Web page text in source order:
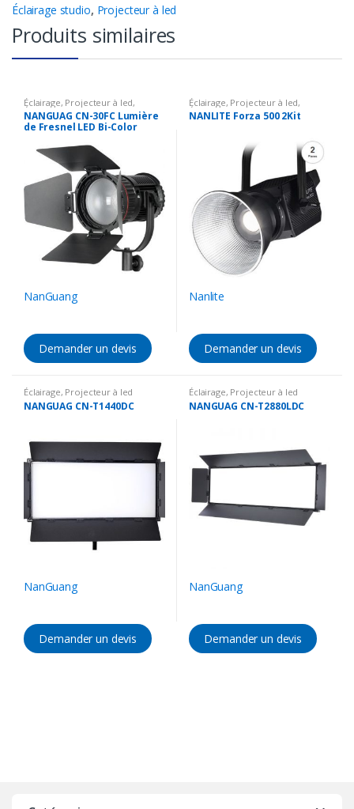
Éclairage studio, Projecteur à led
Produits similaires
Éclairage, Projecteur à led,
Éclairage studio
NANGUAG CN-30FC Lumière
de Fresnel LED Bi-Color
NanGuang
Demander un devis
Éclairage, Projecteur à led,
Éclairage DMX, Kit reportage
NANLITE Forza 500 2Kit
Nanlite
Demander un devis
Éclairage, Projecteur à led
NANGUAG CN-T1440DC
NanGuang
Demander un devis
Éclairage, Projecteur à led
NANGUAG CN-T2880LDC
NanGuang
Demander un devis